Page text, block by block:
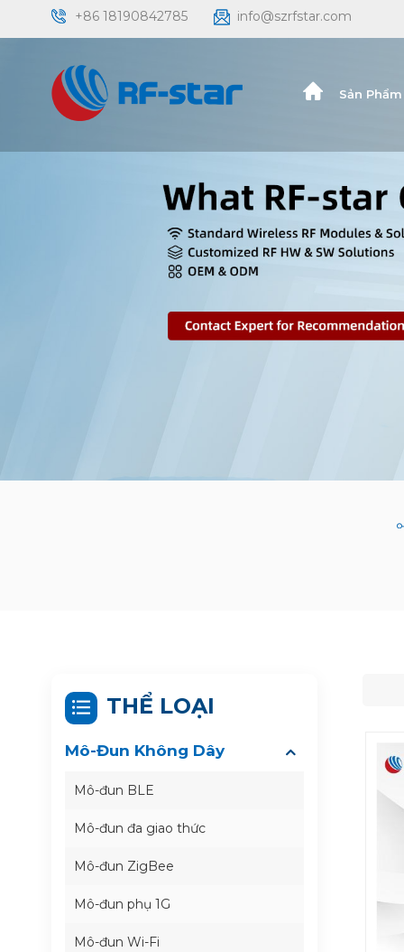
+86 18190842785 info@szrfstar.com
Sản
THỂ LOẠI
Mô-Đun Không Dây
Mô-đun BLE
Mô-đun đa giao thức
Mô-đun ZigBee
Mô-đun phụ 1G
Mô-đun Wi-Fi